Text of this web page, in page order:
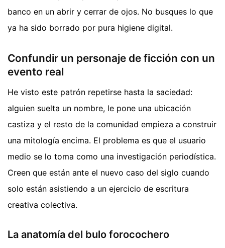
banco en un abrir y cerrar de ojos. No busques lo que
ya ha sido borrado por pura higiene digital.
Confundir un personaje de ficción con un
evento real
He visto este patrón repetirse hasta la saciedad:
alguien suelta un nombre, le pone una ubicación
castiza y el resto de la comunidad empieza a construir
una mitología encima. El problema es que el usuario
medio se lo toma como una investigación periodística.
Creen que están ante el nuevo caso del siglo cuando
solo están asistiendo a un ejercicio de escritura
creativa colectiva.
La anatomía del bulo forocochero